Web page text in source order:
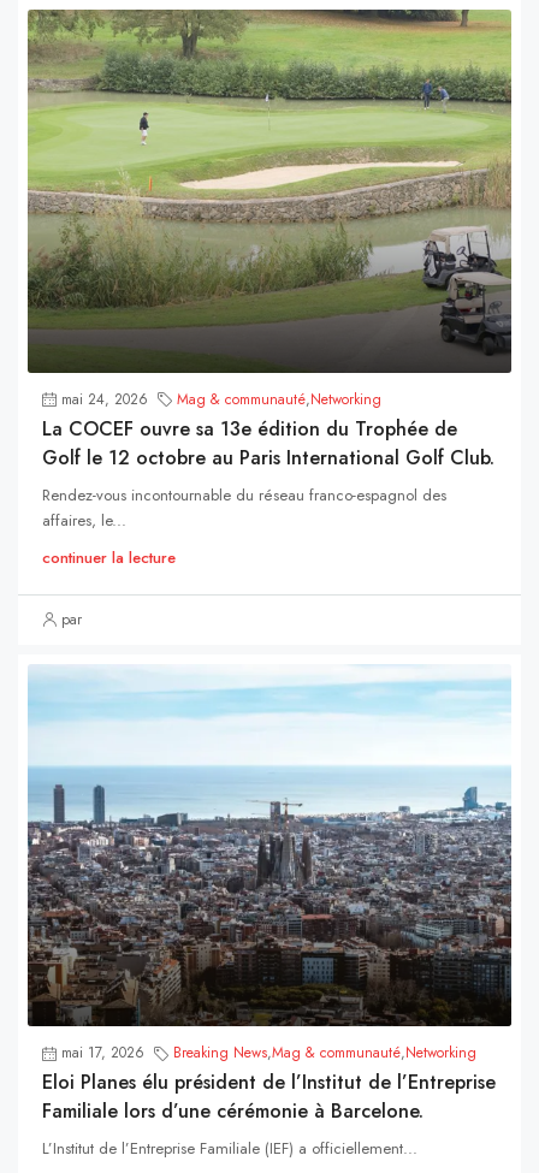
mai 24, 2026 Mag & communauté,Networking
La COCEF ouvre sa 13e édition du Trophée de
Golf le 12 octobre au Paris International Golf Club.
Rendez-vous incontournable du réseau franco-espagnol des
affaires, le...
continuer la lecture
par
mai 17, 2026 Breaking News,Mag & communauté,Networking
Eloi Planes élu président de l’Institut de l’Entreprise
Familiale lors d’une cérémonie à Barcelone.
L’Institut de l’Entreprise Familiale (IEF) a officiellement...